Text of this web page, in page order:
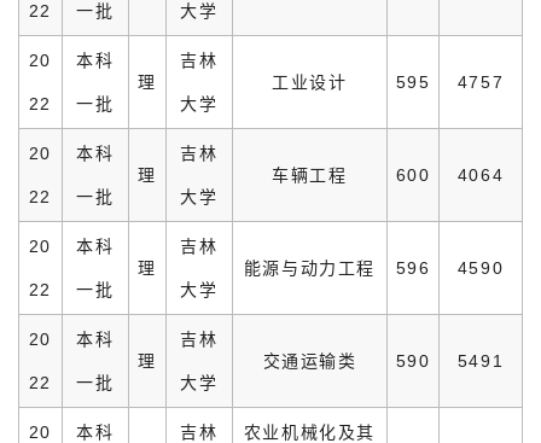
22 一批 大学
20
22
本科
一批
理
吉林
大学
工业设计 595 4757
20
22
本科
一批
理
吉林
大学
车辆工程 600 4064
20
22
本科
一批
理
吉林
大学
能源与动力工程 596 4590
20
22
本科
一批
理
吉林
大学
交通运输类 590 5491
20 本科 吉林 农业机械化及其